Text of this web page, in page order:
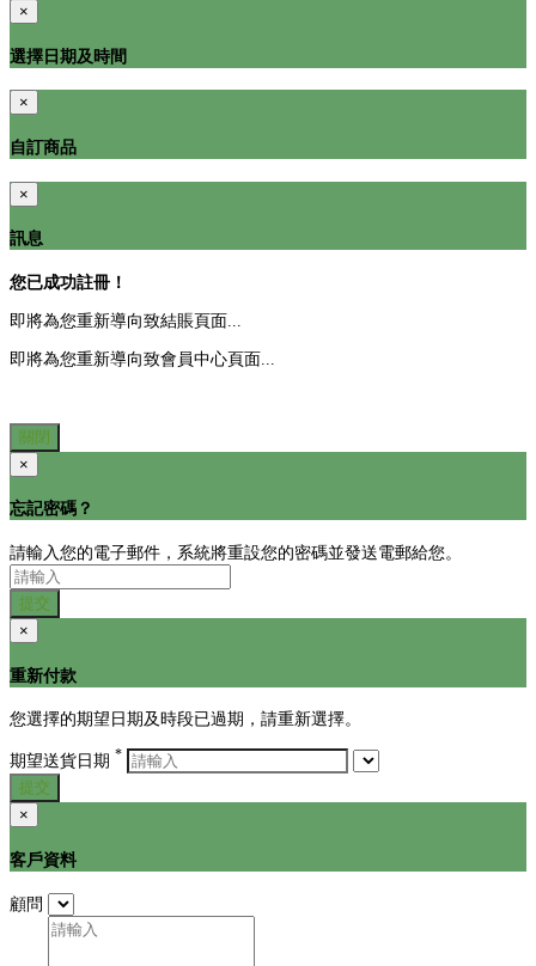
×
選擇日期及時間
×
自訂商品
×
訊息
您已成功註冊！
即將為您重新導向致結賬頁面...
即將為您重新導向致會員中心頁面...
關閉
×
忘記密碼？
請輸入您的電子郵件，系統將重設您的密碼並發送電郵給您。
提交
×
重新付款
您選擇的期望日期及時段已過期，請重新選擇。
期望送貨日期 *
提交
×
客戶資料
顧問